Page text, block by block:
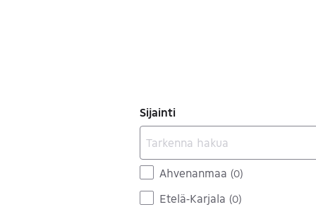
Sijainti
Ahvenanmaa (0)
Etelä-Karjala (0)